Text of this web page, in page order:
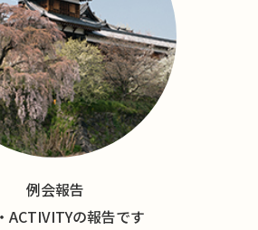
例会報告
ACTIVITYの報告です